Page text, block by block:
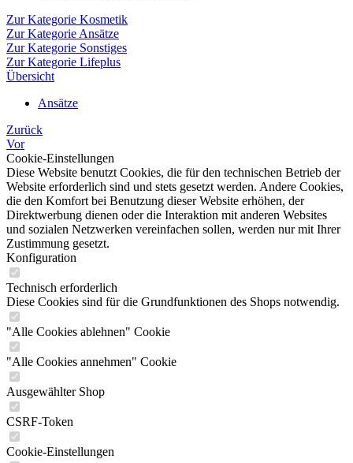
Zur Kategorie Kosmetik
Zur Kategorie Ansätze
Zur Kategorie Sonstiges
Zur Kategorie Lifeplus
Übersicht
Ansätze
Zurück
Vor
Cookie-Einstellungen
Diese Website benutzt Cookies, die für den technischen Betrieb der
Website erforderlich sind und stets gesetzt werden. Andere Cookies,
die den Komfort bei Benutzung dieser Website erhöhen, der
Direktwerbung dienen oder die Interaktion mit anderen Websites
und sozialen Netzwerken vereinfachen sollen, werden nur mit Ihrer
Zustimmung gesetzt.
Konfiguration
Technisch erforderlich
Diese Cookies sind für die Grundfunktionen des Shops notwendig.
"Alle Cookies ablehnen" Cookie
"Alle Cookies annehmen" Cookie
Ausgewählter Shop
CSRF-Token
Cookie-Einstellungen